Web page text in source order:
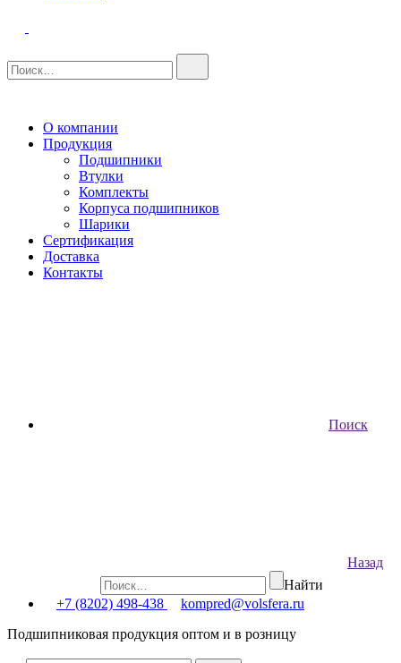
О компании
Продукция
Подшипники
Втулки
Комплекты
Корпуса подшипников
Шарики
Сертификация
Доставка
Контакты
Поиск
Назад
Найти
+7 (8202) 498-438
kompred@volsfera.ru
Подшипниковая продукция оптом и в розницу